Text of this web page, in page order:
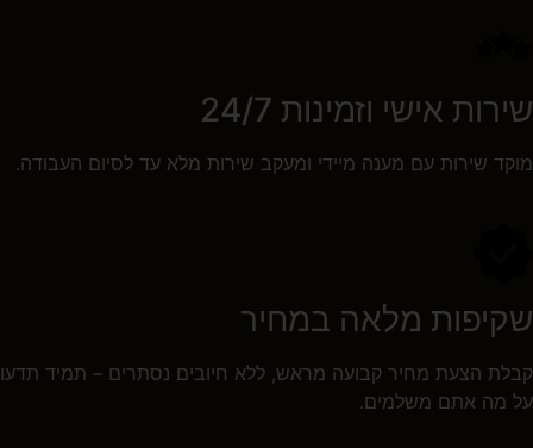
שירות אישי וזמינות 24/7
מוקד שירות עם מענה מיידי ומעקב שירות מלא עד לסיום העבודה.
שקיפות מלאה במחיר
קבלת הצעת מחיר קבועה מראש, ללא חיובים נסתרים – תמיד תדעו
על מה אתם משלמים.